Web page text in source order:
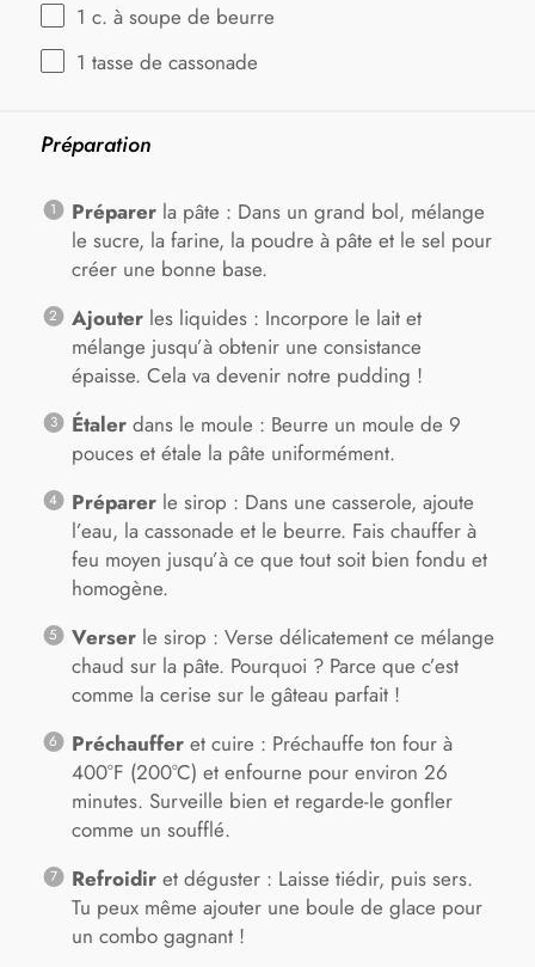
1 c. à soupe de beurre
1 tasse de cassonade
Préparation
Préparerla pâte : Dans un grand bol, mélange
le sucre, la farine, la poudre à pâte et le sel pour
créer une bonne base.
Ajouterles liquides : Incorpore le lait et
mélange jusqu’à obtenir une consistance
épaisse. Cela va devenir notre pudding !
Étalerdans le moule : Beurre un moule de 9
pouces et étale la pâte uniformément.
Préparerle sirop : Dans une casserole, ajoute
l’eau, la cassonade et le beurre. Fais chauffer à
feu moyen jusqu’à ce que tout soit bien fondu et
homogène.
Verserle sirop : Verse délicatement ce mélange
chaud sur la pâte. Pourquoi ? Parce que c’est
comme la cerise sur le gâteau parfait !
Préchaufferet cuire : Préchauffe ton four à
400°F (200°C) et enfourne pour environ 26
minutes. Surveille bien et regarde-le gonfler
comme un soufflé.
Refroidiret déguster : Laisse tiédir, puis sers.
Tu peux même ajouter une boule de glace pour
un combo gagnant !